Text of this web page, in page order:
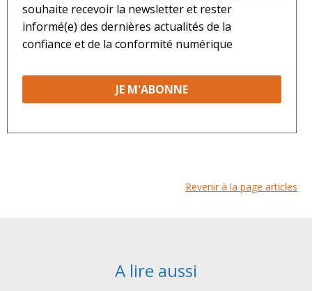
souhaite recevoir la newsletter et rester
informé(e) des dernières actualités de la
confiance et de la conformité numérique
Revenir à la page articles
A lire aussi